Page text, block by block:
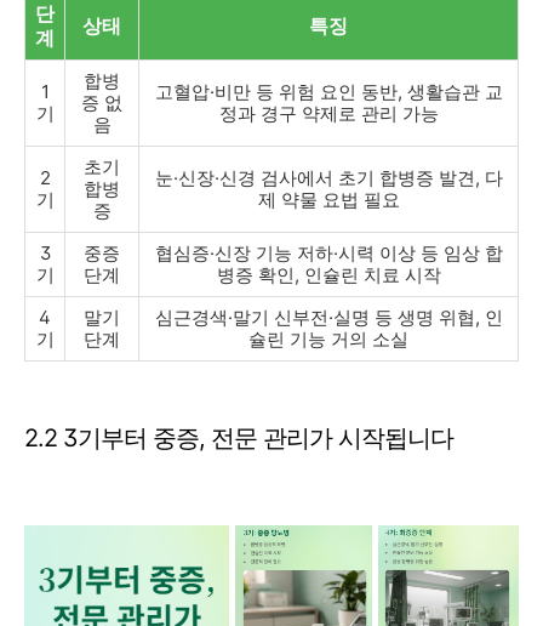
단
계
상태 특징
1
기
합병
증 없
음
고혈압·비만 등 위험 요인 동반, 생활습관 교
정과 경구 약제로 관리 가능
2
기
초기
합병
증
눈·신장·신경 검사에서 초기 합병증 발견, 다
제 약물 요법 필요
3
기
중증
단계
협심증·신장 기능 저하·시력 이상 등 임상 합
병증 확인, 인슐린 치료 시작
4
기
말기
단계
심근경색·말기 신부전·실명 등 생명 위협, 인
슐린 기능 거의 소실
2.2 3기부터 중증, 전문 관리가 시작됩니다